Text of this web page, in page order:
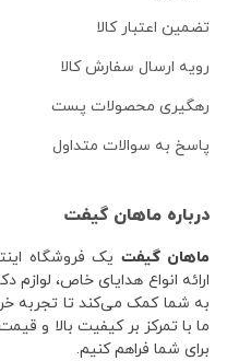
تضمین اعتبار کالا
رویه ارسال سفارش کالا
رهگیری محصولات پست
پاسخ به سوالات متداول
درباره ماهان گیفت
ماهان گیفت یک فروشگاه
ارائه انواع هدایای خاص،
به شما کمک می‌کند تا تجربه
ما با تمرکز بر کیفیت بالا و
برای شما فراهم کنیم.